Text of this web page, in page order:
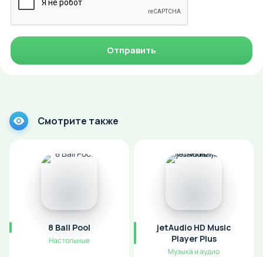
Отправить
Смотрите также
8 Ball Pool
Настольные
jetAudio HD Music
Player Plus
Музыка и аудио